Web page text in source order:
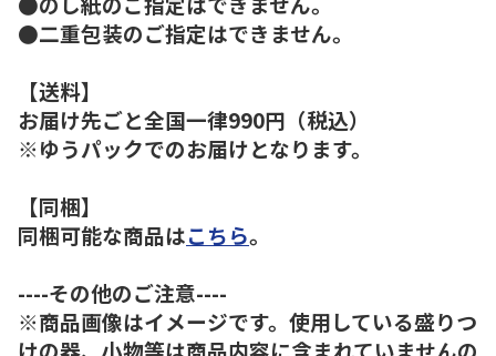
●二重包装のご指定はできません。
【送料】
お届け先ごと全国一律990円（税込）
※ゆうパックでのお届けとなります。
【同梱】
同梱可能な商品はこちら。
----その他のご注意----
※商品画像はイメージです。使用している盛りつ
けの器、小物等は商品内容に含まれていませんの